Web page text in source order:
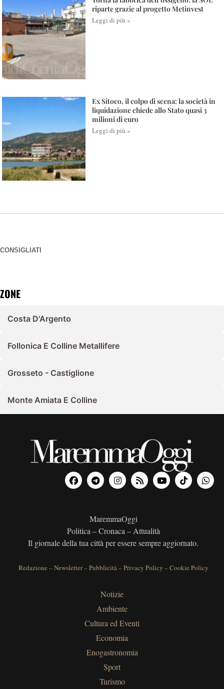
riparte grazie al progetto Metinvest
Leggi di più »
Ex Sitoco, il colpo di scena: la società in
liquidazione chiede allo Stato quasi 3
milioni di euro
Leggi di più »
CONSIGLIATI
ZONE
Costa D'Argento
Follonica E Colline Metallifere
Grosseto - Castiglione
Monte Amiata E Colline
MaremmaOggi
Politica – Cronaca – Attualità
Il giornale della tua città per essere sempre aggiornato.
Redazione –Newsletter–Pubblicità–Privacy Policy –Cookie Policy
Notizie
Ambiente
Cultura ed Eventi
Economia
Enogastronomia
Sport
Turismo